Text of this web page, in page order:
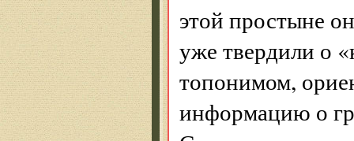
этой простыне
уже твердили о
топонимом,
информацию о